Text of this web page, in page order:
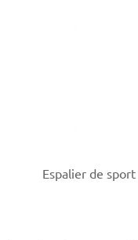
Espalier de